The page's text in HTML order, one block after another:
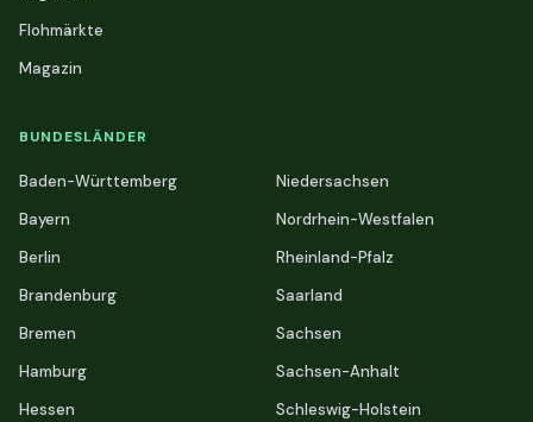
Flohmärkte
Magazin
BUNDESLÄNDER
Baden-Württemberg
Bayern
Berlin
Brandenburg
Bremen
Hamburg
Hessen
Niedersachsen
Nordrhein-Westfalen
Rheinland-Pfalz
Saarland
Sachsen
Sachsen-Anhalt
Schleswig-Holstein